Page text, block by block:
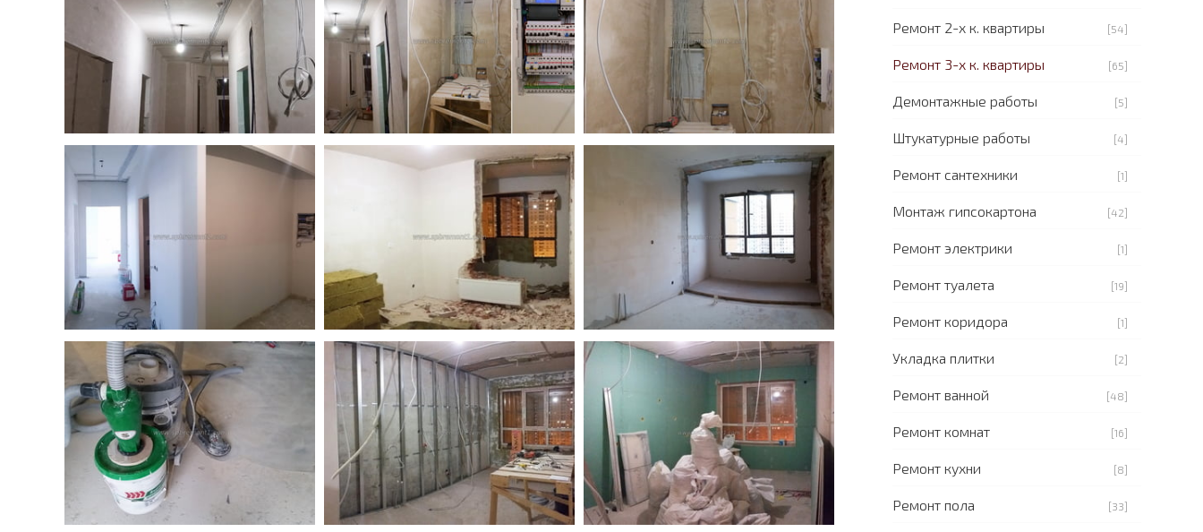
Ремонт 2-х к. квартиры [54]
Ремонт 3-х к. квартиры [65]
Демонтажные работы [5]
Штукатурные работы [4]
Ремонт сантехники [1]
Монтаж гипсокартона [42]
Ремонт электрики [1]
Ремонт туалета [19]
Ремонт коридора [1]
Укладка плитки [2]
Ремонт ванной [48]
Ремонт комнат [16]
Ремонт кухни [8]
Ремонт пола [33]